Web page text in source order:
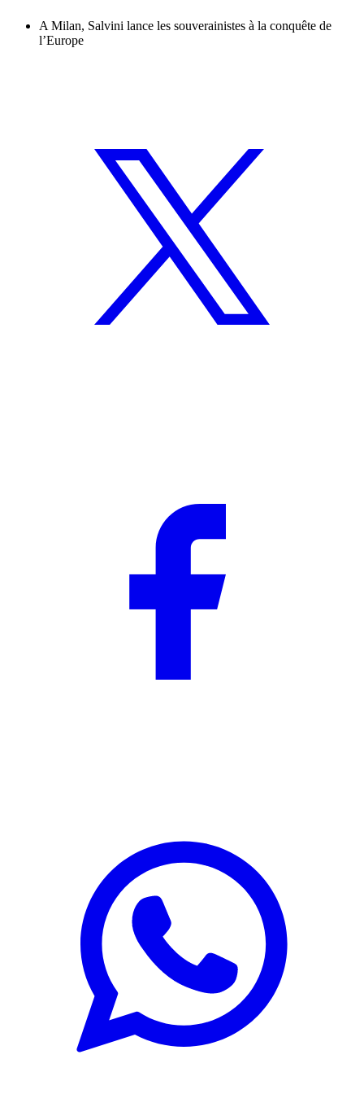
A Milan, Salvini lance les souverainistes à la conquête de
l’Europe